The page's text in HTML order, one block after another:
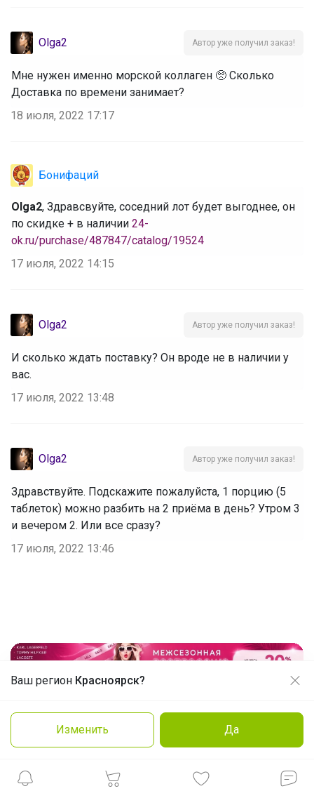
Ваш регион Красноярск?
Изменить Да
Olga2 Автор уже получил заказ!
Мне нужен именно морской коллаген 🥺 Сколько
Доставка по времени занимает?
18 июля, 2022 17:17
Бонифаций
Olga2, Здравсвуйте, соседний лот будет выгоднее, он
по скидке + в наличии 24-
ok.ru/purchase/487847/catalog/19524
17 июля, 2022 14:15
Olga2 Автор уже получил заказ!
И сколько ждать поставку? Он вроде не в наличии у
вас.
17 июля, 2022 13:48
Olga2 Автор уже получил заказ!
Здравствуйте. Подскажите пожалуйста, 1 порцию (5
таблеток) можно разбить на 2 приёма в день? Утром 3
и вечером 2. Или все сразу?
17 июля, 2022 13:46
Как здесь все устроено?
Как сделать заказ?
Доставка
Продолжая использовать этот сайт и нажимая кнопку
Принять